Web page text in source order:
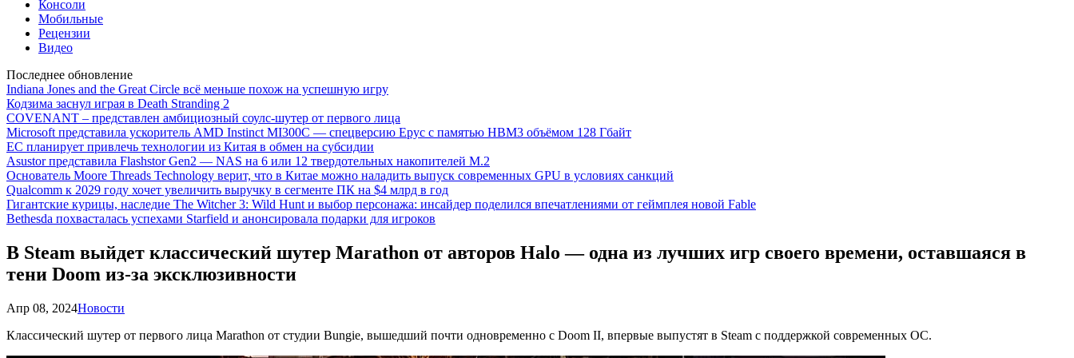
Консоли
Мобильные
Рецензии
Видео
Последнее обновление
Indiana Jones and the Great Circle всё меньше похож на успешную игру
Кодзима заснул играя в Death Stranding 2
COVENANT – представлен амбициозный соулс-шутер от первого лица
Microsoft представила ускоритель AMD Instinct MI300C — спецверсию Epyc с памятью HBM3 объёмом 128 Гбайт
ЕС планирует привлечь технологии из Китая в обмен на субсидии
Asustor представила Flashstor Gen2 — NAS на 6 или 12 твердотельных накопителей M.2
Основатель Moore Threads Technology верит, что в Китае можно наладить выпуск современных GPU в условиях санкций
Qualcomm к 2029 году хочет увеличить выручку в сегменте ПК на $4 млрд в год
Гигантские курицы, наследие The Witcher 3: Wild Hunt и выбор персонажа: инсайдер поделился впечатлениями от геймплея новой Fable
Bethesda похвасталась успехами Starfield и анонсировала подарки для игроков
В Steam выйдет классический шутер Marathon от авторов Halo — одна из лучших игр своего времени, оставшаяся в
тени Doom из-за эксклюзивности
Апр 08, 2024Новости
Классический шутер от первого лица Marathon от студии Bungie, вышедший почти одновременно с Doom II, впервые выпустят в Steam с поддержкой современных ОС.